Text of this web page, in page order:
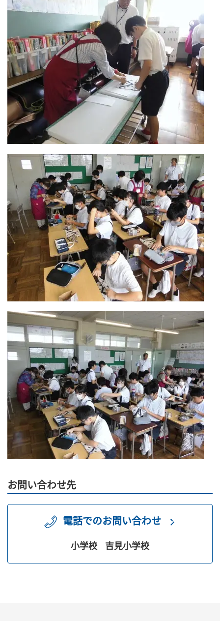
お問い合わせ先
電話でのお問い合わせ
小学校 吉見小学校